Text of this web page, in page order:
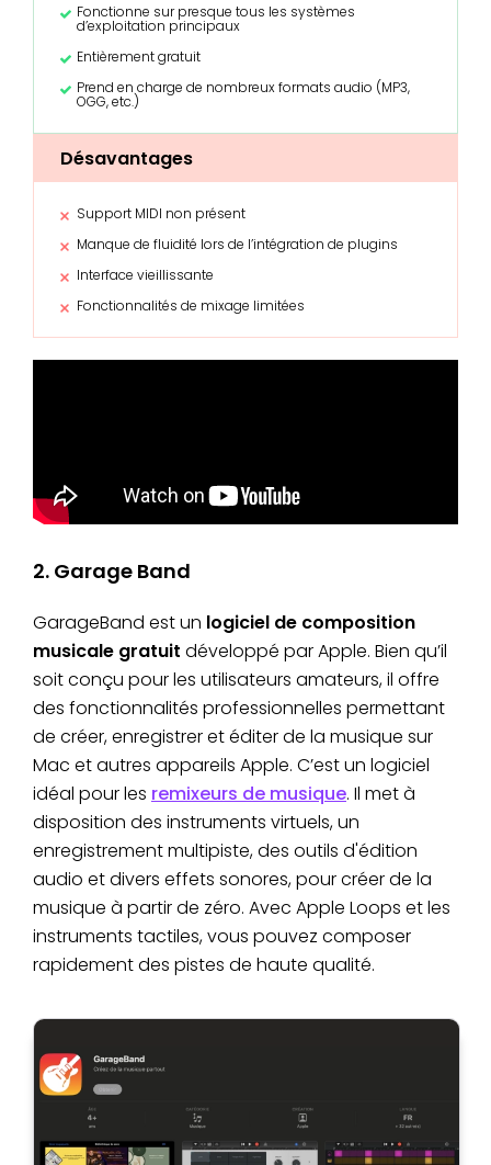
Fonctionne sur presque tous les systèmes
d’exploitation principaux
Entièrement gratuit
Prend en charge de nombreux formats audio (MP3,
OGG, etc.)
Désavantages
Support MIDI non présent
Manque de fluidité lors de l’intégration de plugins
Interface vieillissante
Fonctionnalités de mixage limitées
2. Garage Band
GarageBand est un logiciel de composition
musicale gratuit développé par Apple. Bien qu’il
soit conçu pour les utilisateurs amateurs, il offre
des fonctionnalités professionnelles permettant
de créer, enregistrer et éditer de la musique sur
Mac et autres appareils Apple. C’est un logiciel
idéal pour les remixeurs de musique. Il met à
disposition des instruments virtuels, un
enregistrement multipiste, des outils d'édition
audio et divers effets sonores, pour créer de la
musique à partir de zéro. Avec Apple Loops et les
instruments tactiles, vous pouvez composer
rapidement des pistes de haute qualité.